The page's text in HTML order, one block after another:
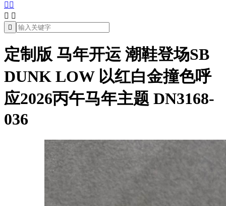
 
 

定制版 马年开运 潮鞋登场SB
DUNK LOW 以红白金撞色呼
应2026丙午马年主题 DN3168-
036